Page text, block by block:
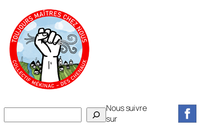
contenu
e
Nous suivre
sur